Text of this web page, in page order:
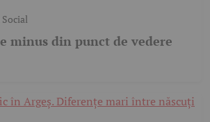
Social
minus din punct de vedere